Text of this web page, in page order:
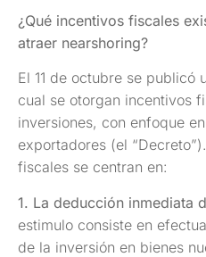
¿Qué incentivos fiscales
atraer nearshoring?
El 11 de octubre se publicó
cual se otorgan incentivos
inversiones, con enfoque
exportadores (el
fiscales se centran en:
1. La deducción inmediata
estimulo consiste en
de la inversión en bienes